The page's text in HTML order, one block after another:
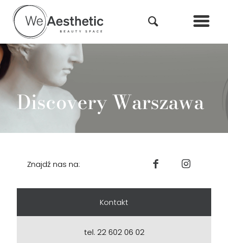
Discovery Warszawa
Znajdź nas na:
Kontakt
tel. 22 602 06 02